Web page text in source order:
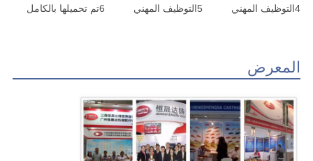
4التوظيف المهني 5التوظيف المهني 6تم تحميلها بالكامل
المعرض